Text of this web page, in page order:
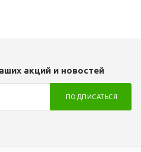
Сечение кабеля
Степень
акций и новостей
ПОДПИСАТЬСЯ